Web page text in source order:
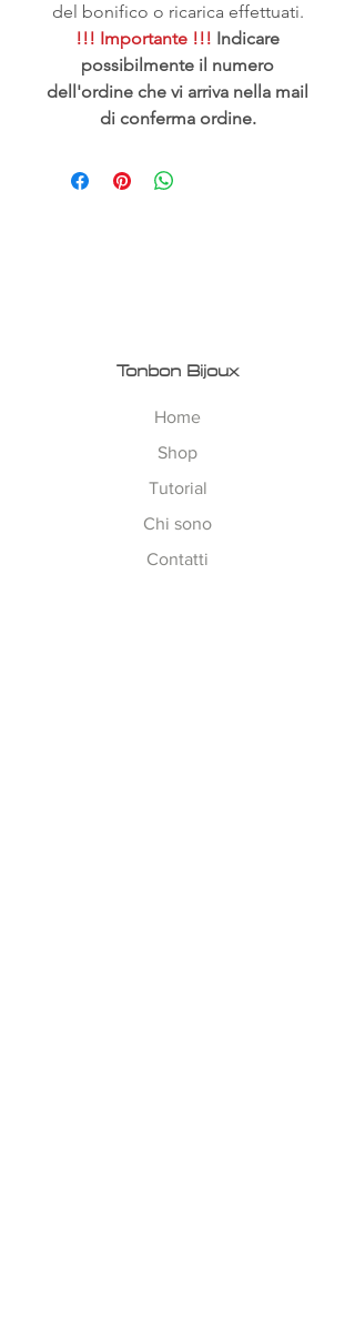
del bonifico o ricarica effettuati.
!!! Importante !!! Indicare
possibilmente il numero
dell'ordine che vi arriva nella mail
di conferma ordine.
Tonbon Bijoux
Home
Shop
Tutorial
Chi sono
Contatti